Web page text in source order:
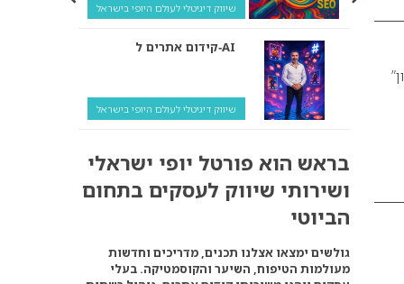
שיווק דיגיטלי לעולם היופי בישראל
קידום אתרים ל‑AI
שיווק דיגיטלי לעולם היופי בישראל
ולמה העסק שלך צריך
להתאים את עצמו אליהם?
קידום ל‑AI לעומת קידום
רגיל: איפה הכסף נמצא
באמת?
בראש הוא פורטל יופי ישראלי
ושירותי שיווק לעסקים בתחום
הביוטי
גולשים ימצאו אצלנו תכנים, מדריכים וחדשות
מעולמות הטיפוח, השיער והקוסמטיקה. בעלי